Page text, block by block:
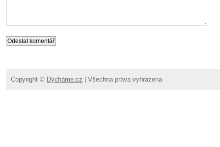
Copyright © Dýcháme.cz | Všechna práva vyhrazena